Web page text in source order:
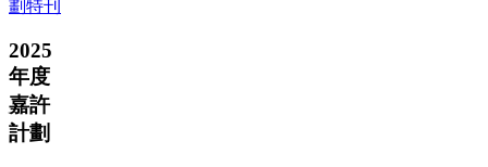
劃特刊
2025
年度
嘉許
計劃